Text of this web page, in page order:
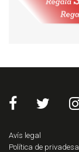
Avís legal
Política de privadesa